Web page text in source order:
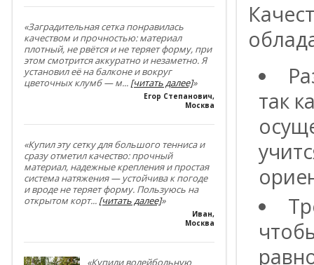
«Заградительная сетка понравилась
качеством и прочностью: материал
плотный, не рвётся и не теряет форму, при
этом смотрится аккуратно и незаметно. Я
установил её на балконе и вокруг
цветочных клумб — м... [читать далее]»
Егор Степанович,
Москва
«Купил эту сетку для большого тенниса и
сразу отметил качество: прочный
материал, надежные крепления и простая
система натяжения — устойчива к погоде
и вроде не теряет форму. Пользуюсь на
открытом корт... [читать далее]»
Иван,
Москва
так